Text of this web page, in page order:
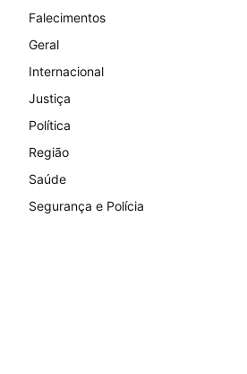
Falecimentos
Geral
Internacional
Justiça
Política
Região
Saúde
Segurança e Polícia